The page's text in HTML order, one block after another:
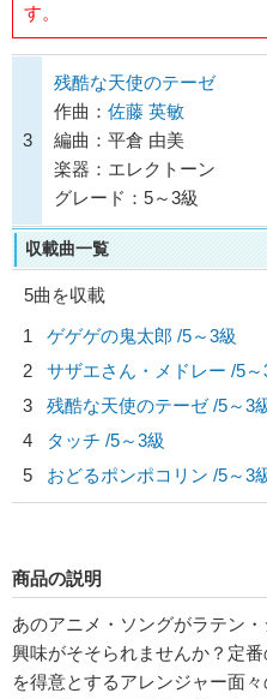
す。
3
残酷な天使のテーゼ
作曲： 佐藤 英敏
編曲：平倉 由美
楽器：エレクトーン
グレード：5～3級
収載曲一覧
5曲を収載
1
ゲゲゲの鬼太郎 /5～3級
2
サザエさん・メドレー /5～
3
残酷な天使のテーゼ /5～3
4
タッチ /5～3級
5
おどるポンポコリン /5～3
商品の説明
あのアニメ・ソングがラテン
興味がそそられませんか？定
を得意とするアレンジャー面